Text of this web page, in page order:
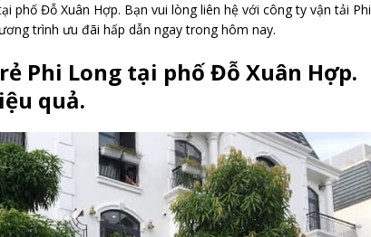
phố Đỗ Xuân Hợp. Bạn vui lòng liên hệ với công ty vận tải Phi
trình ưu đãi hấp dẫn ngay trong hôm nay.
Phi Long tại phố Đỗ Xuân Hợp.
quả.